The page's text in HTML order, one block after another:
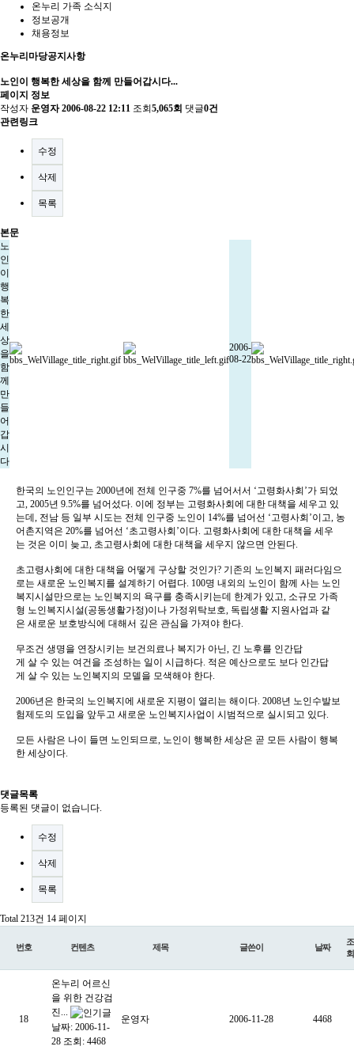
온누리 가족 소식지
정보공개
채용정보
온누리마당공지사항
노인이 행복한 세상을 함께 만들어갑시다...
페이지 정보
작성자 운영자 2006-08-22 12:11 조회 5,065회 댓글0건
관련링크
수정
삭제
목록
본문
노
인
이
행
복
한
세
상
을
함
께
만
들
어
갑
시
다
2006-
08-22
한국의 노인인구는 2000년에 전체 인구중 7%를 넘어서서 ‘고령화사회’가 되었
고, 2005년 9.5%를 넘어섰다. 이에 정부는 고령화사회에 대한 대책을 세우고 있
는데, 전남 등 일부 시도는 전체 인구중 노인이 14%를 넘어선 ‘고령사회’이고, 농
어촌지역은 20%를 넘어선 ‘초고령사회’이다. 고령화사회에 대한 대책을 세우
는 것은 이미 늦고, 초고령사회에 대한 대책을 세우지 않으면 안된다.
초고령사회에 대한 대책을 어떻게 구상할 것인가? 기존의 노인복지 패러다임으
로는 새로운 노인복지를 설계하기 어렵다. 100명 내외의 노인이 함께 사는 노인
복지시설만으로는 노인복지의 욕구를 충족시키는데 한계가 있고, 소규모 가족
형 노인복지시설(공동생활가정)이나 가정위탁보호, 독립생활 지원사업과 같
은 새로운 보호방식에 대해서 깊은 관심을 가져야 한다.
무조건 생명을 연장시키는 보건의료나 복지가 아닌, 긴 노후를 인간답
게 살 수 있는 여건을 조성하는 일이 시급하다. 적은 예산으로도 보다 인간답
게 살 수 있는 노인복지의 모델을 모색해야 한다.
2006년은 한국의 노인복지에 새로운 지평이 열리는 해이다. 2008년 노인수발보
험제도의 도입을 앞두고 새로운 노인복지사업이 시범적으로 실시되고 있다.
모든 사람은 나이 들면 노인되므로, 노인이 행복한 세상은 곧 모든 사람이 행복
한 세상이다.
댓글목록
등록된 댓글이 없습니다.
수정
삭제
목록
Total 213건 14 페이지
번호 컨텐츠 제목 글쓴이 날짜
조
회
18
온누리 어르신
을 위한 건강검
진...
날짜: 2006-11-
28 조회: 4468
운영자 2006-11-28 4468